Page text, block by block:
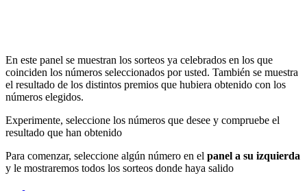
En este panel se muestran los sorteos ya celebrados en los que
coinciden los números seleccionados por usted. También se muestra
el resultado de los distintos premios que hubiera obtenido con los
números elegidos.
Experimente, seleccione los números que desee y compruebe el
resultado que han obtenido
Para comenzar, seleccione algún número en el panel a su izquierda
y le mostraremos todos los sorteos donde haya salido